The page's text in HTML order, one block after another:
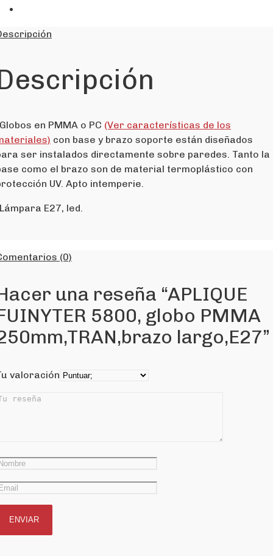
en PMMA o PC (Ver características de los
con base y brazo soporte están diseñados
ser instalados directamente sobre paredes. Tanto la
como el brazo son de material termoplástico con
UV. Apto intemperie.
E27, led.
(0)
una reseña “APLIQUE
5800, globo PMMA
largo,E27”
valoración